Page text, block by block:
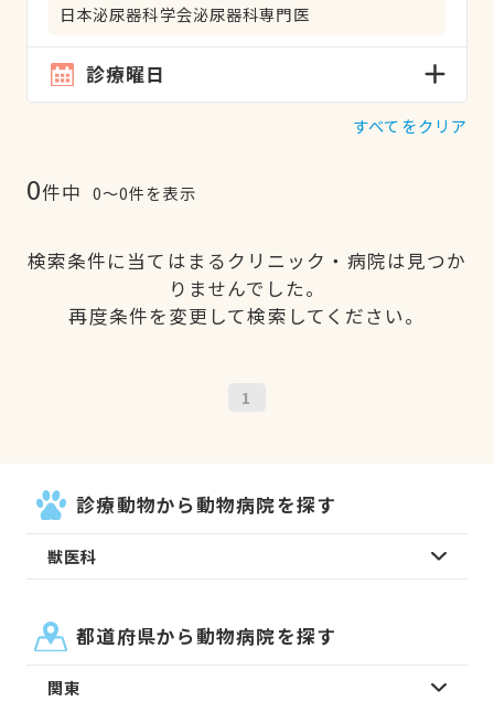
日本泌尿器科学会泌尿器科専門医
診療曜日
すべてをクリア
0件中 0〜0件を表示
検索条件に当てはまるクリニック・病院は見つか
りませんでした。
再度条件を変更して検索してください。
1
診療動物から動物病院を探す
獣医科
都道府県から動物病院を探す
関東